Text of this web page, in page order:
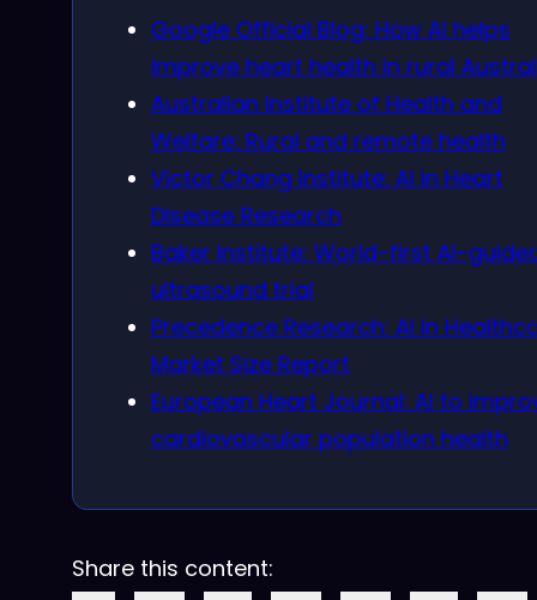
Google Official Blog: How AI helps
improve heart health in rural
Australian Institute of Health and
Welfare: Rural and remote health
Victor Chang Institute: AI in Heart
Disease Research
Baker Institute: World-first AI-
ultrasound trial
Precedence Research: AI in
Market Size Report
European Heart Journal: AI to
cardiovascular population health
Share this content: